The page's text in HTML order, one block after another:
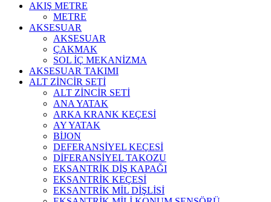
AKIŞ METRE
METRE
AKSESUAR
AKSESUAR
ÇAKMAK
SOL İÇ MEKANİZMA
AKSESUAR TAKIMI
ALT ZİNCİR SETİ
ALT ZİNCİR SETİ
ANA YATAK
ARKA KRANK KEÇESİ
AY YATAK
BİJON
DEFERANSİYEL KEÇESİ
DİFERANSİYEL TAKOZU
EKSANTRİK DİŞ KAPAĞI
EKSANTRİK KEÇESİ
EKSANTRİK MİL DİŞLİSİ